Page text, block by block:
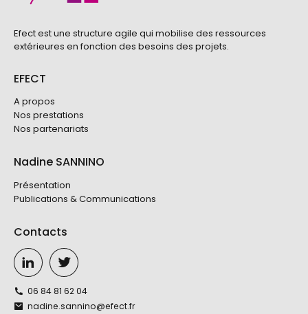
Efect est une structure agile qui mobilise des ressources
extérieures en fonction des besoins des projets.
EFECT
A propos
Nos prestations
Nos partenariats
Nadine SANNINO
Présentation
Publications & Communications
Contacts
06 84 81 62 04
nadine.sannino@efect.fr